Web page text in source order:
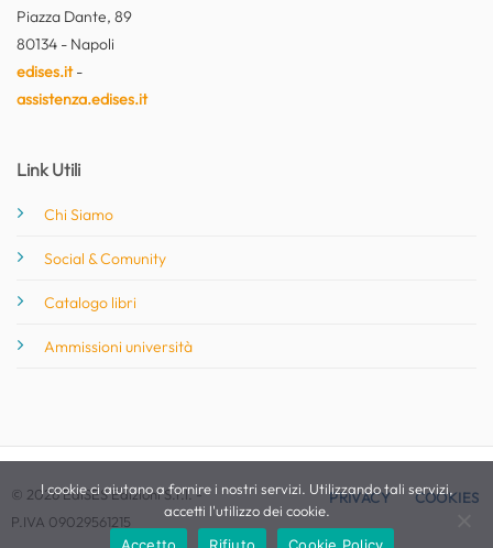
Piazza Dante, 89
80134 - Napoli
edises.it-
assistenza.edises.it
Link Utili
Chi Siamo
Social & Comunity
Catalogo libri
Ammissioni università
© 2026 EdiSES Edizioni S.r.l. -
P.IVA 09029561215
PRIVACY COOKIES
I cookie ci aiutano a fornire i nostri servizi. Utilizzando tali servizi,
accetti l'utilizzo dei cookie.